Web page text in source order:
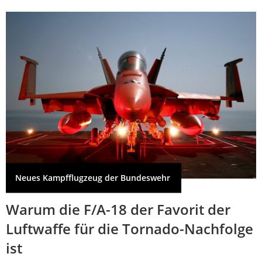
Neues Kampfflugzeug der Bundeswehr
Warum die F/A-18 der Favorit der
Luftwaffe für die Tornado-Nachfolge
ist